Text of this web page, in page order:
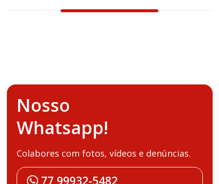
Nosso
Whatsapp!
Colabores com fotos, vídeos e denúncias.
77 99932-5482